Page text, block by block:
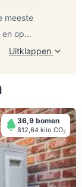
meeste
op
op
de
mate dat het
van
te gaan is je
Uitklappen
36,9 bomen
812,64 kilo СО2